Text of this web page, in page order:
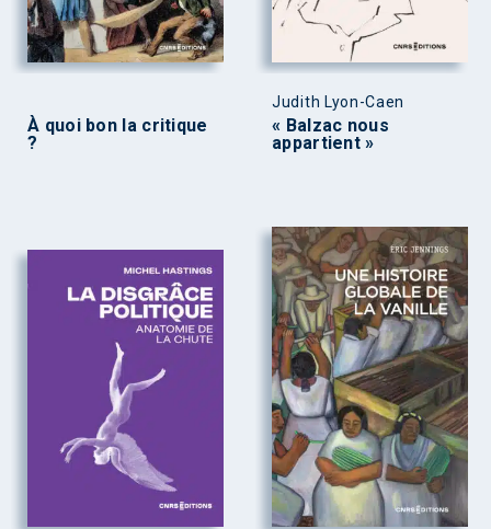
À quoi bon la critique
?
Judith Lyon-Caen
« Balzac nous
appartient »